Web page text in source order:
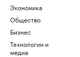
Экономика
Общество
Бизнес
Технологии и
медиа